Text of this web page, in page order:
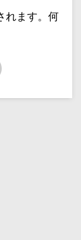
れます。何